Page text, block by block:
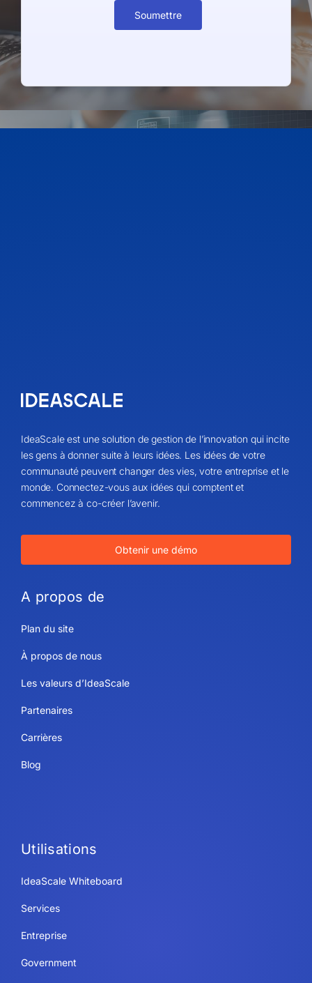
Soumettre
IdeaScale est une solution de gestion de l’innovation qui incite
les gens à donner suite à leurs idées. Les idées de votre
communauté peuvent changer des vies, votre entreprise et le
monde. Connectez-vous aux idées qui comptent et
commencez à co-créer l’avenir.
Obtenir une démo
A propos de
Plan du site
À propos de nous
Les valeurs d’IdeaScale
Partenaires
Carrières
Blog
Utilisations
IdeaScale Whiteboard
Services
Entreprise
Government